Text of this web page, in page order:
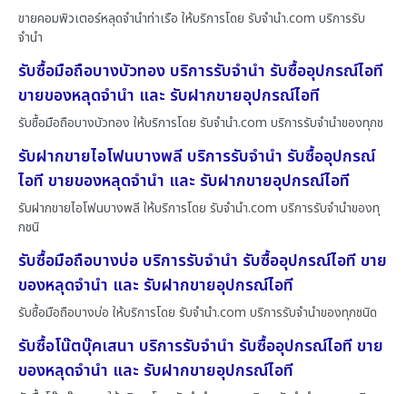
ขายคอมพิวเตอร์หลุดจำนำท่าเรือ ให้บริการโดย รับจํานํา.com บริการรับ
จำนำ
รับซื้อมือถือบางบัวทอง บริการรับจำนำ รับซื้ออุปกรณ์ไอที
ขายของหลุดจำนำ และ รับฝากขายอุปกรณ์ไอที
รับซื้อมือถือบางบัวทอง ให้บริการโดย รับจํานํา.com บริการรับจำนำของทุกช
รับฝากขายไอโฟนบางพลี บริการรับจำนำ รับซื้ออุปกรณ์
ไอที ขายของหลุดจำนำ และ รับฝากขายอุปกรณ์ไอที
รับฝากขายไอโฟนบางพลี ให้บริการโดย รับจํานํา.com บริการรับจำนำของทุ
กชนิ
รับซื้อมือถือบางบ่อ บริการรับจำนำ รับซื้ออุปกรณ์ไอที ขาย
ของหลุดจำนำ และ รับฝากขายอุปกรณ์ไอที
รับซื้อมือถือบางบ่อ ให้บริการโดย รับจํานํา.com บริการรับจำนำของทุกชนิด
รับซื้อโน๊ตบุ๊คเสนา บริการรับจำนำ รับซื้ออุปกรณ์ไอที ขาย
ของหลุดจำนำ และ รับฝากขายอุปกรณ์ไอที